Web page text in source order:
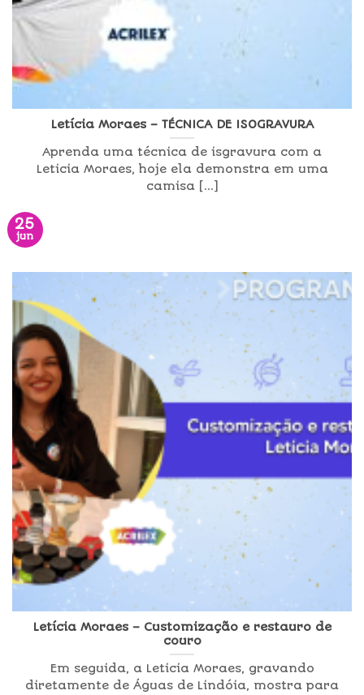
Letícia Moraes – TÉCNICA DE ISOGRAVURA
Aprenda uma técnica de isgravura com a
Leticia Moraes, hoje ela demonstra em uma
camisa [...]
25
jun
Letícia Moraes – Customização e restauro de
couro
Em seguida, a Leticia Moraes, gravando
diretamente de Águas de Lindóia, mostra para